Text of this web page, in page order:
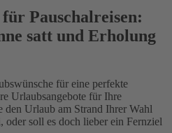
Pauschalreisen:
satt und Erholung
für eine perfekte
Urlaubsangebote für Ihre
den Urlaub am Strand Ihrer Wahl
soll es doch lieber ein Fernziel